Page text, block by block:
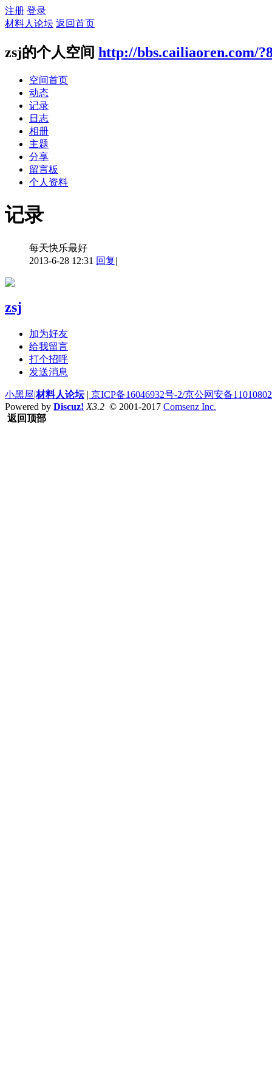
注册 登录
材料人论坛 返回首页
zsj的个人空间 http://bbs.cailiaoren.com/
空间首页
动态
记录
日志
相册
主题
分享
留言板
个人资料
记录
每天快乐最好
2013-6-28 12:31 回复|
zsj
加为好友
给我留言
打个招呼
发送消息
小黑屋|材料人论坛 | 京ICP备16046932号-2/京公网安备
Powered by Discuz! X3.2 © 2001-2017 Comsenz Inc.
返回顶部